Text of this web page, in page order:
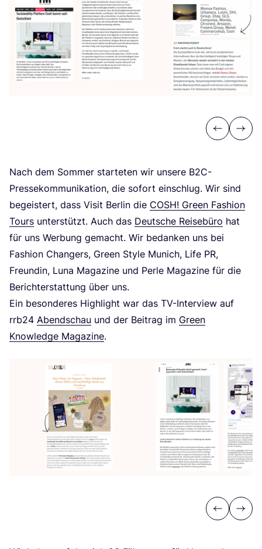
Previous
Next
Nach dem Som­mer star­te­ten wir unse­re B2C-
Pres­se­kom­mu­ni­ka­ti­on, die sofort ein­schlug. Wir sind
begeis­tert, dass Visit Ber­lin die COSH! Green Fashion
Tours unter­stützt. Auch das Deut­sche Rei­se­bü­ro hat
für uns Wer­bung gemacht. Wir bedan­ken uns bei
Fashion Chan­gers, Green Style Munich, Life PR,
Freun­din, Luna Maga­zi­ne und Per­le Maga­zi­ne für die
Bericht­erstat­tung über uns.
Ein beson­de­res High­light war das TV-Inter­view auf
rrb24 Abend­schau und der Bei­trag im Green
Know­ledge Maga­zi­ne.
Previous
Next